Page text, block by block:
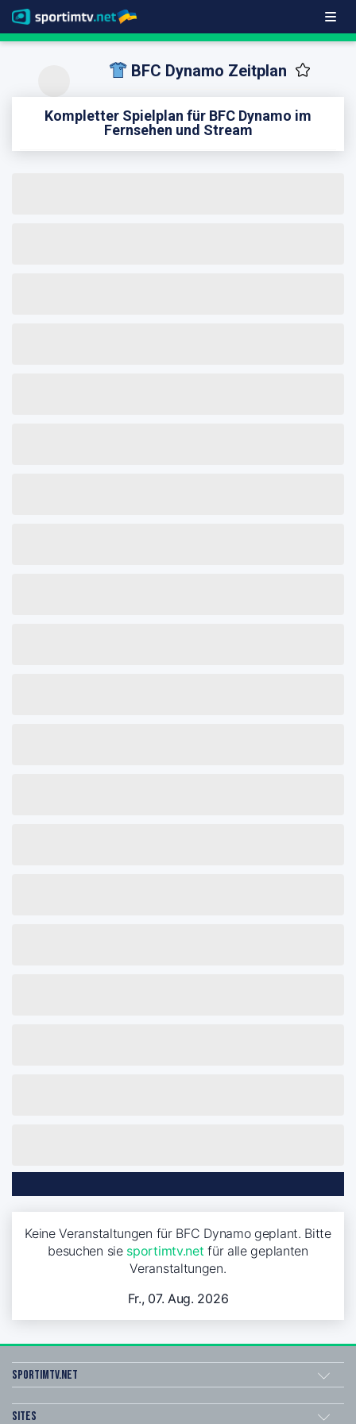
BFC Dynamo Zeitplan
Kompletter Spielplan für BFC Dynamo im
Fernsehen und Stream
Keine Veranstaltungen für BFC Dynamo geplant. Bitte
besuchen sie sportimtv.net für alle geplanten
Veranstaltungen.
Fr., 07. Aug. 2026
sportimtv.net
Sites